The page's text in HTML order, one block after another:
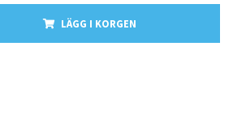
LÄGG I KORGEN